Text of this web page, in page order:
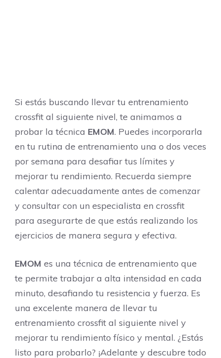
Si estás buscando llevar tu entrenamiento
crossfit al siguiente nivel, te animamos a
probar la técnica EMOM. Puedes incorporarla
en tu rutina de entrenamiento una o dos veces
por semana para desafiar tus límites y
mejorar tu rendimiento. Recuerda siempre
calentar adecuadamente antes de comenzar
y consultar con un especialista en crossfit
para asegurarte de que estás realizando los
ejercicios de manera segura y efectiva.
EMOM es una técnica de entrenamiento que
te permite trabajar a alta intensidad en cada
minuto, desafiando tu resistencia y fuerza. Es
una excelente manera de llevar tu
entrenamiento crossfit al siguiente nivel y
mejorar tu rendimiento físico y mental. ¿Estás
listo para probarlo? ¡Adelante y descubre todo